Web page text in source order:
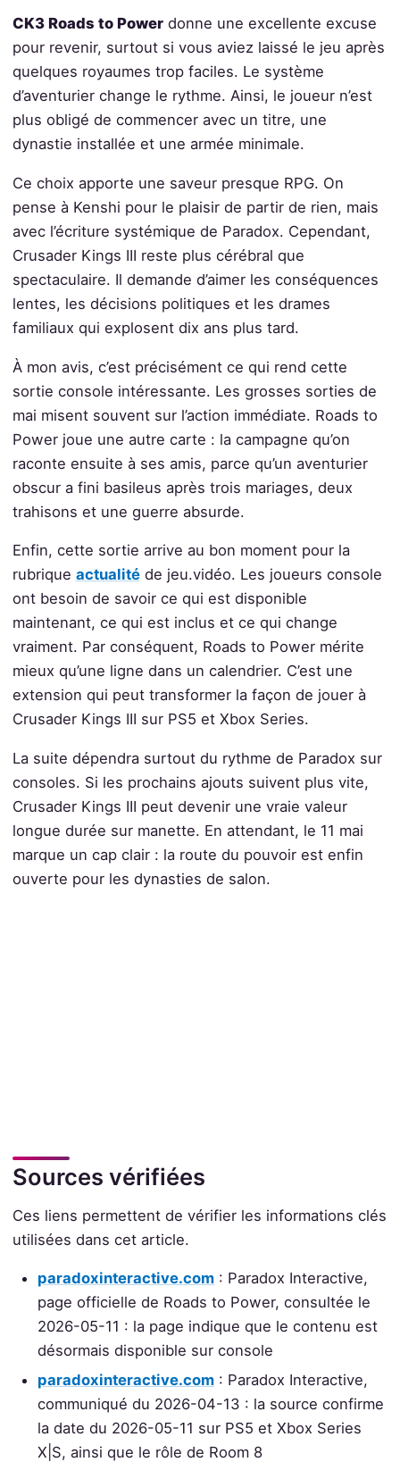
CK3 Roads to Powerdonne une excellente excuse
pour revenir, surtout si vous aviez laissé le jeu après
quelques royaumes trop faciles. Le système
d’aventurier change le rythme. Ainsi, le joueur n’est
plus obligé de commencer avec un titre, une
dynastie installée et une armée minimale.
Ce choix apporte une saveur presque RPG. On
pense à Kenshi pour le plaisir de partir de rien, mais
avec l’écriture systémique de Paradox. Cependant,
Crusader Kings III reste plus cérébral que
spectaculaire. Il demande d’aimer les conséquences
lentes, les décisions politiques et les drames
familiaux qui explosent dix ans plus tard.
À mon avis, c’est précisément ce qui rend cette
sortie console intéressante. Les grosses sorties de
mai misent souvent sur l’action immédiate. Roads to
Power joue une autre carte : la campagne qu’on
raconte ensuite à ses amis, parce qu’un aventurier
obscur a fini basileus après trois mariages, deux
trahisons et une guerre absurde.
Enfin, cette sortie arrive au bon moment pour la
rubrique actualitéde jeu.vidéo. Les joueurs console
ont besoin de savoir ce qui est disponible
maintenant, ce qui est inclus et ce qui change
vraiment. Par conséquent, Roads to Power mérite
mieux qu’une ligne dans un calendrier. C’est une
extension qui peut transformer la façon de jouer à
Crusader Kings III sur PS5 et Xbox Series.
La suite dépendra surtout du rythme de Paradox sur
consoles. Si les prochains ajouts suivent plus vite,
Crusader Kings III peut devenir une vraie valeur
longue durée sur manette. En attendant, le 11 mai
marque un cap clair : la route du pouvoir est enfin
ouverte pour les dynasties de salon.
Sources vérifiées
Ces liens permettent de vérifier les informations clés
utilisées dans cet article.
paradoxinteractive.com : Paradox Interactive,
page officielle de Roads to Power, consultée le
2026-05-11 : la page indique que le contenu est
désormais disponible sur console
paradoxinteractive.com : Paradox Interactive,
communiqué du 2026-04-13 : la source confirme
la date du 2026-05-11 sur PS5 et Xbox Series
X|S, ainsi que le rôle de Room 8